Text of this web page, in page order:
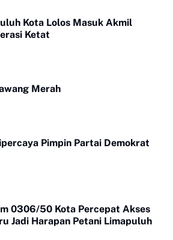
Kota Lolos Masuk Akmil
Ketat
Merah
Pimpin Partai Demokrat
0306/50 Kota Percepat Akses
Jadi Harapan Petani Limapuluh